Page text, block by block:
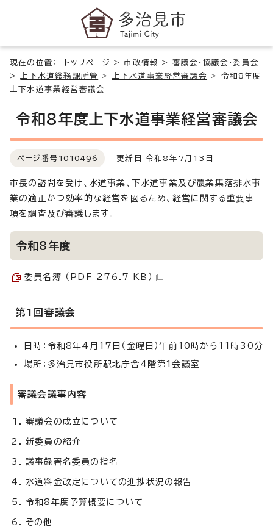
現在の位置： トップページ >市政情報 > 審議会・協議会・委員会
>
上下水道総務課所管 > 上下水道事業経営審議会 > 令和8年度
上下水道事業経営審議会
令和8年度上下水道事業経営審議会
ページ番号 1010496 更新日 令和8年7月13日
市長の諮問を受け、水道事業、下水道事業及び農業集落排水事
業の適正かつ効率的な経営を図るため、経営に関する重要事
項を調査及び審議します。
令和8年度
委員名簿 （PDF 276.7 KB）
第1回審議会
日時：令和8年4月17日（金曜日）午前10時から11時30分
場所：多治見市役所駅北庁舎4階第1会議室
審議会議事内容
審議会の成立について
新委員の紹介
議事録署名委員の指名
水道料金改定についての進捗状況の報告
令和8年度予算概要について
その他